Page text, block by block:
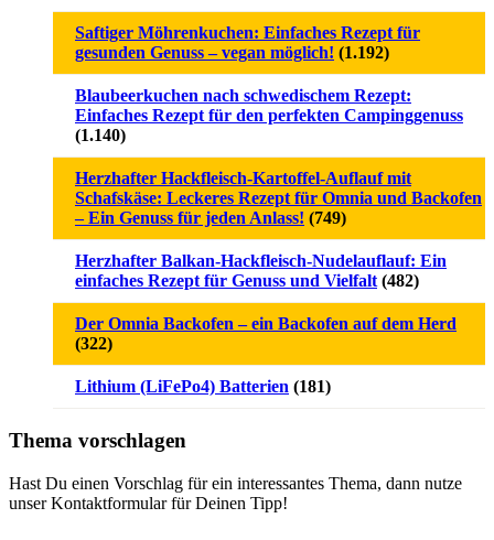
Saftiger Möhrenkuchen: Einfaches Rezept für
gesunden Genuss – vegan möglich! (1.192)
Blaubeerkuchen nach schwedischem Rezept:
Einfaches Rezept für den perfekten Campinggenuss
(1.140)
Herzhafter Hackfleisch-Kartoffel-Auflauf mit
Schafskäse: Leckeres Rezept für Omnia und Backofen
– Ein Genuss für jeden Anlass! (749)
Herzhafter Balkan-Hackfleisch-Nudelauflauf: Ein
einfaches Rezept für Genuss und Vielfalt (482)
Der Omnia Backofen – ein Backofen auf dem Herd
(322)
Lithium (LiFePo4) Batterien (181)
Thema vorschlagen
Hast Du einen Vorschlag für ein interessantes Thema, dann nutze
unser Kontaktformular für Deinen Tipp!